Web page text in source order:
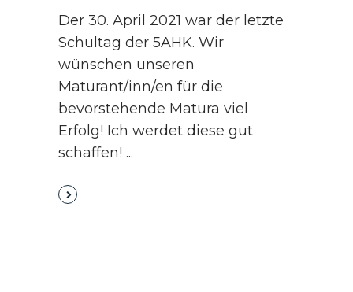
Der 30. April 2021 war der letzte
Schultag der 5AHK. Wir
wünschen unseren
Maturant/inn/en für die
bevorstehende Matura viel
Erfolg! Ich werdet diese gut
schaffen!